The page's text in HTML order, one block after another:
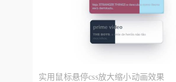
实用鼠标悬停css放大缩小动画效果